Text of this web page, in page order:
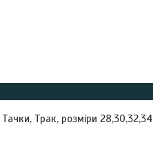
Трак, розміри 28,30,32,34